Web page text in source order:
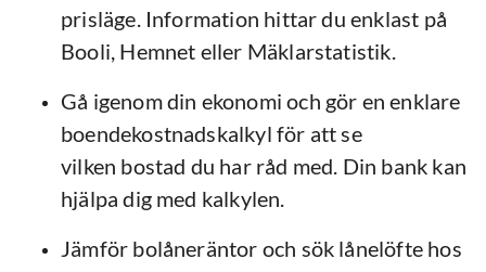
prisläge. Information hittar du enklast på
Booli, Hemnet eller Mäklarstatistik.
Gå igenom din ekonomi och gör en enklare
boendekostnadskalkyl för att se
vilken bostad du har råd med. Din bank kan
hjälpa dig med kalkylen.
Jämför bolåneräntor och sök lånelöfte hos